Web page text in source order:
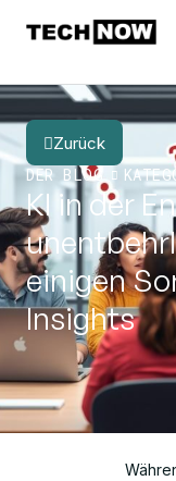
Zurück
DER BLOG
KI in der
einigen
Insights